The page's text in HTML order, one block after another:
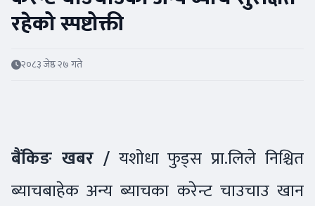
रहेको स्पष्टोक्ती
२०८३ जेष्ठ २७ गते
बैंकिङ खबर /यशोधा फुड्स प्रा.लिले निश्चित
ब्याचबाहेक अन्य ब्याचका करेन्ट चाउचाउ खान